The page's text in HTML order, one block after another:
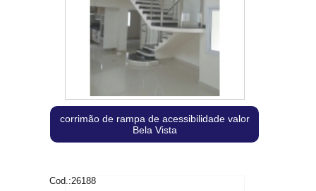
corrimão de rampa de acessibilidade valor
Bela Vista
Cod.:26188